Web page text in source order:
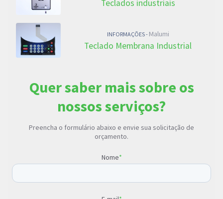
Teclados industriais
INFORMAÇÕES - Malumi
Teclado Membrana Industrial
Quer saber mais sobre os
nossos serviços?
Preencha o formulário abaixo e envie sua solicitação de
orçamento.
Nome*